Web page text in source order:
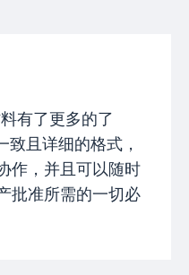
有了更多的了
且详细的格式，
作，并且可以随时
批准所需的一切必